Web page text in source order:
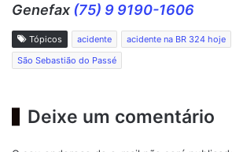
Genefax (75) 9 9190-1606
Tópicos acidente acidente na BR 324 hoje
São Sebastião do Passé
Deixe um comentário